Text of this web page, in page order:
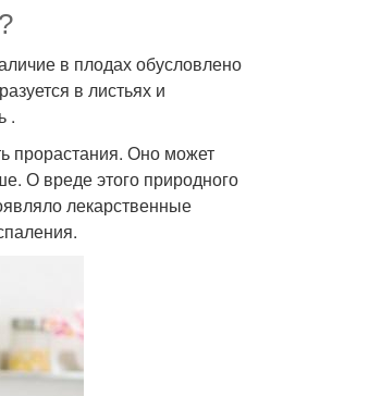
в плодах обусловлено
в листьях и
.
прорастания. Оно может
О вреде этого природного
лекарственные